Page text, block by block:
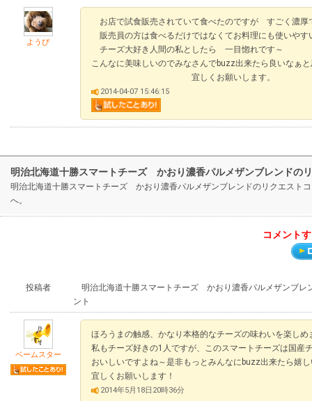
ようぴ
お店で試食販売されていて食べたのですが すごく濃厚
販売員の方は食べるだけではなくてお料理にも使いやす
チーズ大好き人間の私としたら 一目惚れです～
こんなに美味しいのでみなさんでbuzz出来たら良いなぁ
宜しくお願いします。
2014-04-07 15:46:15
明治北海道十勝スマートチーズ かおり濃香パルメザンブレンドの
明治北海道十勝スマートチーズ かおり濃香パルメザンブレンドのリクエスト
へ。
コメント
投稿者
明治北海道十勝スマートチーズ かおり濃香パルメザンブレ
ント
ベームスター
ほろうまの触感、かなり本格的なチーズの味わいを楽しめ
私もチーズ好きの1人ですが、このスマートチーズは国産
おいしいですよね～是非もっとみんなにbuzz出来たら嬉
宜しくお願いします！
2014年5月18日20時36分